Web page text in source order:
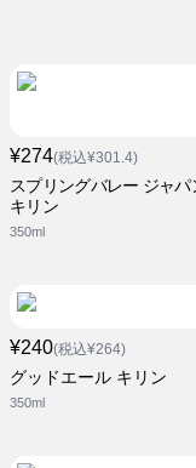
¥274(税込¥301.4)
スプリングバレー ジャパ
キリン
350ml
¥240(税込¥264)
グッドエール キリン
350ml